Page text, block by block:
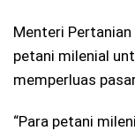
Menteri Pertanian
petani milenial
memperluas
“Para petani